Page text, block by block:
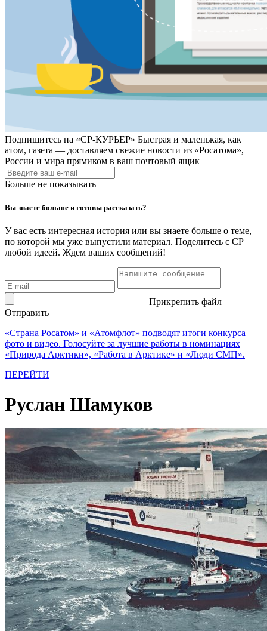
Подпишитесь на «СР-КУРЬЕР» Быстрая и маленькая, как
атом, газета — доставляем свежие новости из «Росатома»,
России и мира прямиком в ваш почтовый ящик
Больше не показывать
Вы знаете больше и готовы рассказать?
У вас есть интересная история или вы знаете больше о теме,
по которой мы уже выпустили материал. Поделитесь с СР
любой идеей. Ждем ваших сообщений!
Прикрепить файл
Отправить
«Страна Росатом» и «Атомфлот» подводят итоги конкурса
фото и видео. Голосуйте за лучшие работы в номинациях
«Природа Арктики», «Работа в Арктике» и «Люди СМП».
ПЕРЕЙТИ
Руслан Шамуков